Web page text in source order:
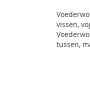
vissen,
tussen,